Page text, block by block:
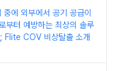
에 외부에서 공기 공급이
부터 예방하는 최상의 솔루
COV 비상탈출 소개